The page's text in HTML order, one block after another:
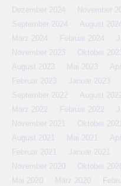
Dezember 2024
November
September 2024
August 2024
März 2024
Februar 2024
November 2023
Oktober 2023
August 2023
Mai 2023
Februar 2023
Januar 2023
September 2022
August
März 2022
Februar 2022
November 2021
Oktober
August 2021
Mai 2021
Februar 2021
Januar 2021
November 2020
Oktober 2020
Mai 2020
März 2020